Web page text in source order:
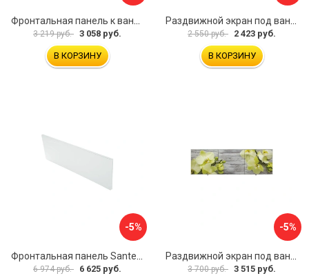
3 219 руб. 3 058 руб.
В КОРЗИНУ
2 550 руб. 2 423 руб.
В КОРЗИНУ
-5%
6 974 руб. 6 625 руб.
-5%
3 700 руб. 3 515 руб.